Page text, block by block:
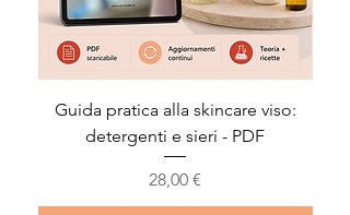
Guida pratica alla skincare viso:
detergenti e sieri - PDF
Prezzo
28,00 €